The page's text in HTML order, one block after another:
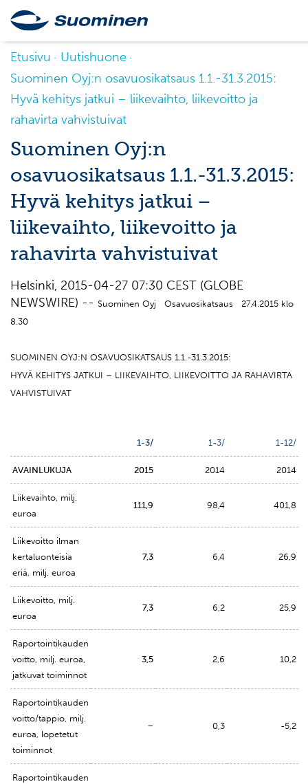
Etusivu
Uutishuone
Suominen Oyj:n osavuosikatsaus 1.1.-31.3.2015:
Hyvä kehitys jatkui – liikevaihto, liikevoitto ja
rahavirta vahvistuivat
Suominen Oyj:n
osavuosikatsaus 1.1.-31.3.2015:
Hyvä kehitys jatkui –
liikevaihto, liikevoitto ja
rahavirta vahvistuivat
Helsinki, 2015-04-27 07:30 CEST (GLOBE
NEWSWIRE) -- Suominen Oyj Osavuosikatsaus 27.4.2015 klo
8.30
SUOMINEN OYJ:N OSAVUOSIKATSAUS 1.1.-31.3.2015:
HYVÄ KEHITYS JATKUI – LIIKEVAIHTO, LIIKEVOITTO JA RAHAVIRTA
VAHVISTUIVAT
1-3/ 1-3/ 1-12/
AVAINLUKUJA 2015 2014 2014
Liikevaihto, milj.
euroa
111,9 98,4 401,8
Liikevoitto ilman
kertaluonteisia
eriä, milj. euroa
7,3 6,4 26,9
Liikevoitto, milj.
euroa
7,3 6,2 25,9
Raportointikauden
voitto, milj. euroa,
jatkuvat toiminnot
3,5 2,6 10,2
Raportointikauden
voitto/tappio, milj.
euroa, lopetetut
toiminnot
− 0,3 -5,2
Raportointikauden